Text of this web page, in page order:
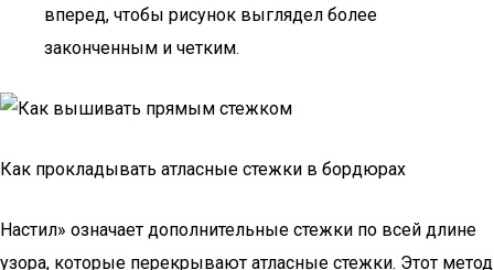
вперед, чтобы рисунок выглядел более
законченным и четким.
Как прокладывать атласные стежки в бордюрах
Настил» означает дополнительные стежки по всей длине
узора, которые перекрывают атласные стежки. Этот метод